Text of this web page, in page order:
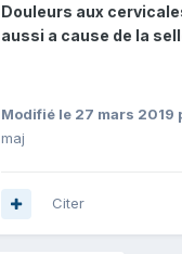
Douleurs aux
aussi a cause de la
Modifié le 27 mars 2019
maj
Citer